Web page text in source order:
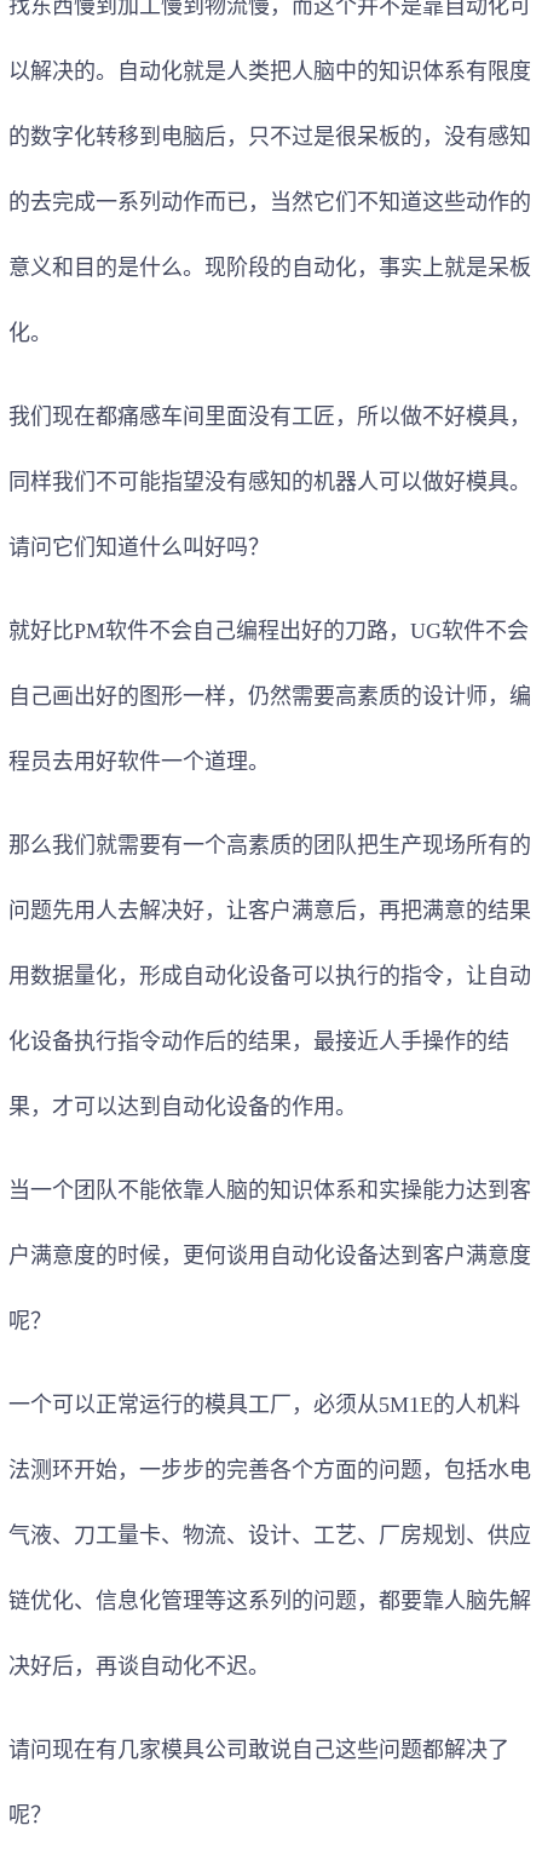
找东西慢到加工慢到物流慢，而这个并不是靠自动化可
以解决的。自动化就是人类把人脑中的知识体系有限度
的数字化转移到电脑后，只不过是很呆板的，没有感知
的去完成一系列动作而已，当然它们不知道这些动作的
意义和目的是什么。现阶段的自动化，事实上就是呆板
化。
我们现在都痛感车间里面没有工匠，所以做不好模具，
同样我们不可能指望没有感知的机器人可以做好模具。
请问它们知道什么叫好吗？
就好比PM软件不会自己编程出好的刀路，UG软件不会
自己画出好的图形一样，仍然需要高素质的设计师，编
程员去用好软件一个道理。
那么我们就需要有一个高素质的团队把生产现场所有的
问题先用人去解决好，让客户满意后，再把满意的结果
用数据量化，形成自动化设备可以执行的指令，让自动
化设备执行指令动作后的结果，最接近人手操作的结
果，才可以达到自动化设备的作用。
当一个团队不能依靠人脑的知识体系和实操能力达到客
户满意度的时候，更何谈用自动化设备达到客户满意度
呢？
一个可以正常运行的模具工厂，必须从5M1E的人机料
法测环开始，一步步的完善各个方面的问题，包括水电
气液、刀工量卡、物流、设计、工艺、厂房规划、供应
链优化、信息化管理等这系列的问题，都要靠人脑先解
决好后，再谈自动化不迟。
请问现在有几家模具公司敢说自己这些问题都解决了
呢？